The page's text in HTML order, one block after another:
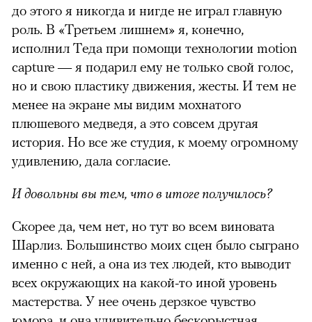
до этого я никогда и нигде не играл главную
роль. В «Третьем лишнем» я, конечно,
исполнил Теда при помощи технологии motion
capture — я подарил ему не только свой голос,
но и свою пластику движения, жесты. И тем не
менее на экране мы видим мохнатого
плюшевого медведя, а это совсем другая
история. Но все же студия, к моему огромному
удивлению, дала согласие.
И довольны вы тем, что в итоге получилось?
Скорее да, чем нет, но тут во всем виновата
Шарлиз. Большинство моих сцен было сыграно
именно с ней, а она из тех людей, кто выводит
всех окружающих на какой-то иной уровень
мастерства. У нее очень дерзкое чувство